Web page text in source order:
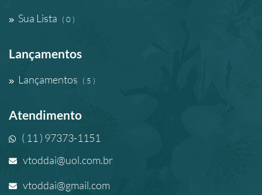
Sua Lista ( 0 )
Lançamentos
Lançamentos ( 5 )
Atendimento
( 11 ) 97373-1151
vtoddai@uol.com.br
vtoddai@gmail.com